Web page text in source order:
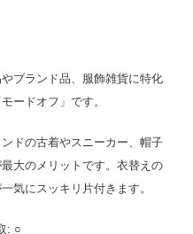
ブランド品、服飾雑貨に特化
ードオフ」です。
ドの古着やスニーカー、帽子
大のメリットです。衣替えの
気にスッキリ片付きます。
: ○